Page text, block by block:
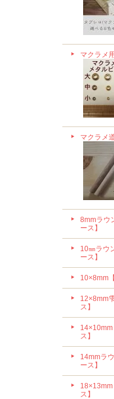
マクラメ
マクラメ
8mmラウ
ース】
10㎜ラウ
ース】
10×8mm
12×8mm
ス】
ス】
14mmラ
ース】
ス】